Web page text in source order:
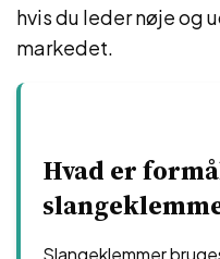
hvis du leder nøje og
markedet.
Hvad er
Slangeklemmer